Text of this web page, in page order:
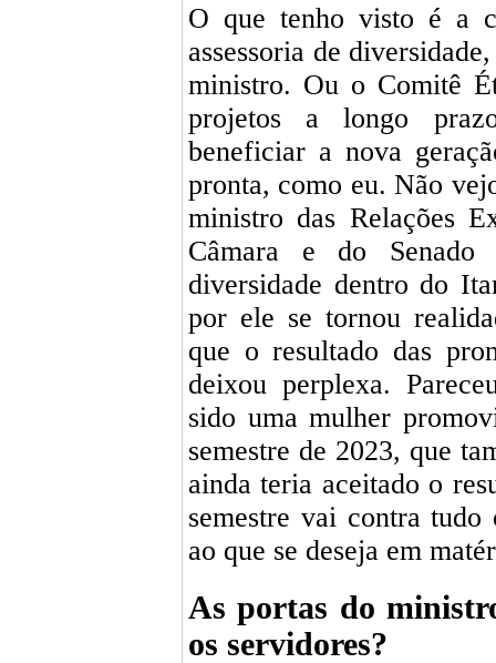
O que tenho visto é a
assessoria de
ministro. Ou o Comitê
projetos a longo
beneficiar a nova
pronta, como eu. Não
ministro das Relações
Câmara e do
diversidade dentro do
por ele se tornou
que o resultado das
deixou perplexa.
sido uma mulher
semestre de 2023, que
ainda teria aceitado o
semestre vai contra
ao que se deseja em
As portas do
os servidores?